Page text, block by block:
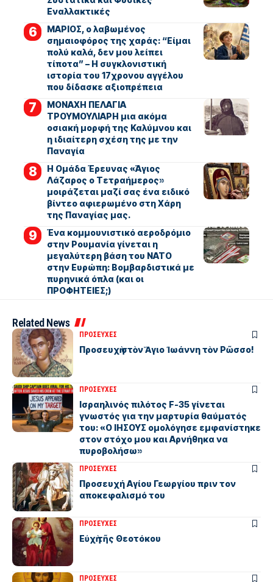
Εναλλακτικές
ΜΑΡΙΟΣ, ο λαβωμένος
σημαιοφόρος της χαράς: “Είμαι
πολύ καλά, δεν μου λείπει
τίποτα” – Η συγκλονιστική
ιστορία του 17χρονου αγγέλου
που δίδασκε αξιοπρέπεια
ΜΟΝΑΧΗ ΠΕΛΑΓΙΑ
ΤΡΟΥΜΟΥΛΙΑΡΗ μια ακόμα
οσιακή μορφή της Καλύμνου και
η ιδιαίτερη σχέση της με την
Παναγία
Η Ομάδα Έρευνας «Άγιος
Λάζαρος ο Τετραήμερος»
μοιράζεται μαζί σας ένα ειδικό
βίντεο αφιερωμένο στη Χάρη
της Παναγίας μας.
Ένα κομμουνιστικό αεροδρόμιο
στην Ρουμανία γίνεται η
μεγαλύτερη βάση του ΝΑΤΟ
στην Ευρώπη: Βομβαρδιστικά με
πυρηνικά όπλα (και οι
ΠΡΟΦΗΤΕΙΕΣ;)
Related News
ΠΡΟΣΕΥΧΕΣ
Προσευχὴ στὸν Ἅγιο Ἰωάννη τὸν Ρῶσσο!
ΠΡΟΣΕΥΧΕΣ
Ισραηλινός πιλότος F-35 γίνεται
γνωστός για την μαρτυρία θαύματός
του: «Ο ΙΗΣΟΥΣ ομολόγησε εμφανίστηκε
στον στόχο μου και Αρνήθηκα να
πυροβολήσω»
ΠΡΟΣΕΥΧΕΣ
Προσευχή Αγίου Γεωργίου πριν τον
αποκεφαλισμό του
ΠΡΟΣΕΥΧΕΣ
Εὐχὴ τῆς Θεοτόκου
ΠΡΟΣΕΥΧΕΣ